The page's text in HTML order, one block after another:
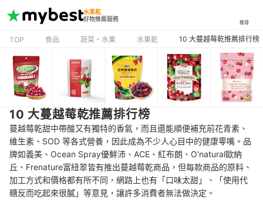
水果乾
好物推薦服務
搜尋
TOP 食品 蔬菜・水果 水果乾 10 大蔓越莓乾推薦排行榜
10 大蔓越莓乾推薦排行榜
蔓越莓乾甜中帶酸又有獨特的香氣，而且還能順便補充前花青素、
維生素、SOD 等各式營養，因此成為不少人心目中的健康零嘴。品
牌如義美、Ocean Spray優鮮沛、ACE、紅布朗、O'natural歐納
丘、Frenature富紐翠皆有推出蔓越莓乾商品，但每款商品的原料、
加工方式和價格都有所不同，網路上也有「口味太甜」、「使用代
糖反而吃起來很膩」等意見，讓許多消費者無法做決定。